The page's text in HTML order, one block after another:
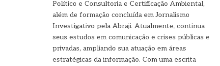
Político e Consultoria e Certificação Ambiental,
além de formação concluída em Jornalismo
Investigativo pela Abraji. Atualmente, continua
seus estudos em comunicação e crises públicas e
privadas, ampliando sua atuação em áreas
estratégicas da informação. Com uma escrita